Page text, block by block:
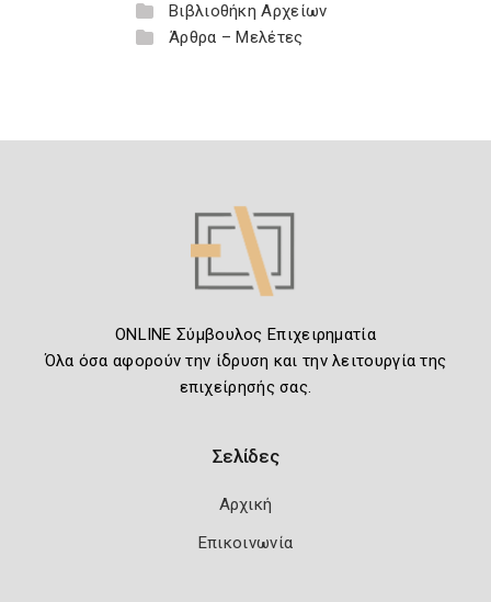
Βιβλιοθήκη Αρχείων
Άρθρα – Μελέτες
ONLINE Σύμβουλος Επιχειρηματία
Όλα όσα αφορούν την ίδρυση και την λειτουργία της
επιχείρησής σας.
Σελίδες
Αρχική
Επικοινωνία